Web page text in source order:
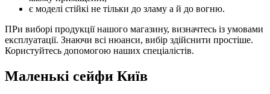
є моделі стійкі не тільки до зламу а й до вогню.
ПРи виборі продукції нашого магазину, визначтесь із умовами
експлуатації. Знаючи всі нюанси, вибір здійснити простіше.
Користуйтесь допомогою наших спеціалістів.
Маленькі сейфи Київ